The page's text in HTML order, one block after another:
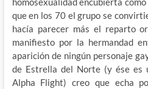
que en los 70 el grupo se
hacía parecer más el reparto
manifiesto por la hermandad
aparición de ningún personaje
de Estrella del Norte (y ése es
Alpha Flight) creo que echa